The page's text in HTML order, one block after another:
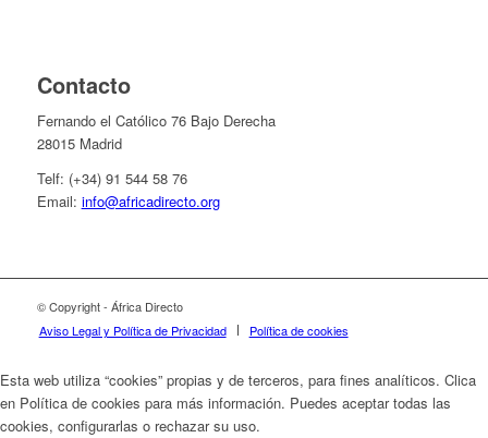
Contacto
Fernando el Católico 76 Bajo Derecha
28015 Madrid
Telf: (+34) 91 544 58 76
Email: info@africadirecto.org
© Copyright - África Directo
Aviso Legal y Política de Privacidad
Política de cookies
Esta web utiliza “cookies” propias y de terceros, para fines analíticos. Clica
en Política de cookies para más información. Puedes aceptar todas las
cookies, configurarlas o rechazar su uso.